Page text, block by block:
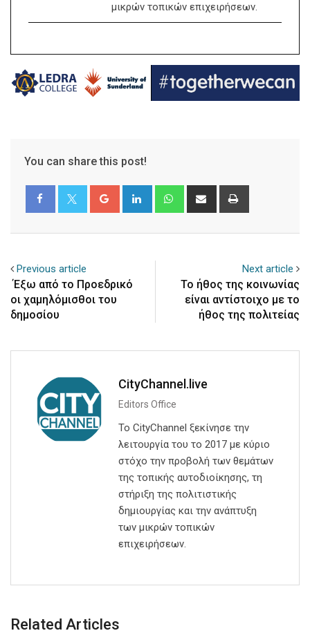
μικρών τοπικών επιχειρήσεων.
You can share this post!
Google+ LinkedIn WhatsappShare
Previous article
Έξω από το Προεδρικό
οι χαμηλόμισθοι του
δημοσίου
Next article
Το ήθος της κοινωνίας
είναι αντίστοιχο με το
ήθος της πολιτείας
CityChannel.live
Editors Office
Το CityChannel ξεκίνησε την
λειτουργία του το 2017 με κύριο
στόχο την προβολή των θεμάτων
της τοπικής αυτοδιοίκησης, τη
στήριξη της πολιτιστικής
δημιουργίας και την ανάπτυξη
των μικρών τοπικών
επιχειρήσεων.
Related Articles